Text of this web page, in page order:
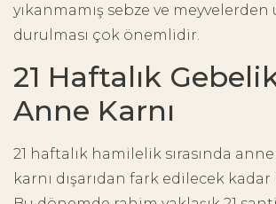
yıkanmamış sebze ve meyvelerden
durulması çok önemlidir.
21 Haftalık
Anne Karnı
21 haftalık hamilelik sırasında anne
karnı dışarıdan fark edilecek